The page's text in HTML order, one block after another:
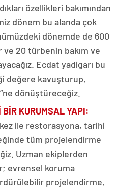
özellikleri bakımından
dönem bu alanda çok
dönemde de 600
20 türbenin bakım ve
Ecdat yadigarı bu
değere kavuşturup,
dönüştüreceğiz.
BİR KURUMSAL YAPI:
ile restorasyona, tarihi
tüm projelendirme
Uzman ekiplerden
evrensel koruma
projelendirme,